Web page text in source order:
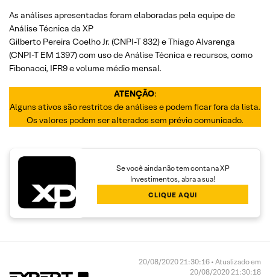
As análises apresentadas foram elaboradas pela equipe de
Análise Técnica da XP
Gilberto Pereira Coelho Jr. (CNPI-T 832) e Thiago Alvarenga
(CNPI-T EM 1397) com uso de Análise Técnica e recursos, como
Fibonacci, IFR9 e volume médio mensal.
ATENÇÃO:
Alguns ativos são restritos de análises e podem ficar fora da lista.
Os valores podem ser alterados sem prévio comunicado.
Se você ainda não tem conta na XP
Investimentos, abra a sua!
CLIQUE AQUI
20/08/2020 21:30:16 • Atualizado em
20/08/2020 21:30:18